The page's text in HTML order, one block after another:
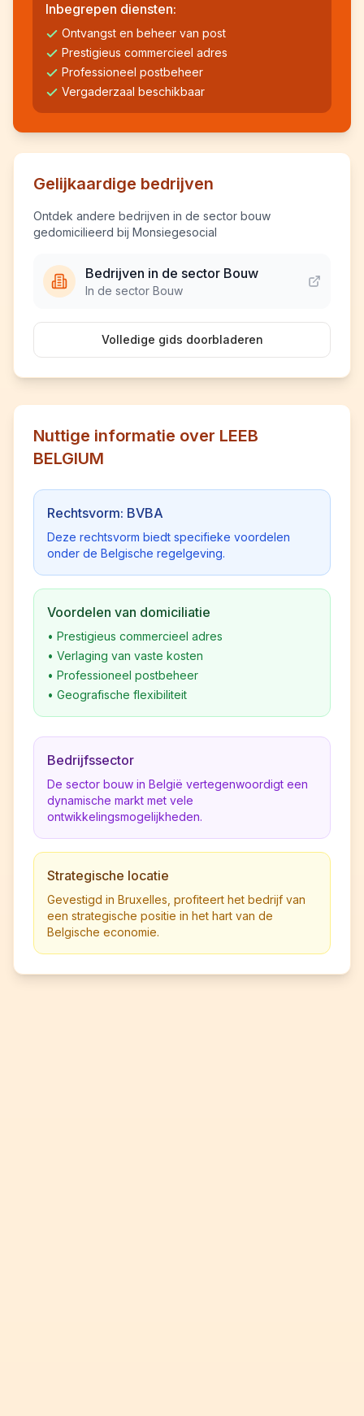
Inbegrepen diensten:
Ontvangst en beheer van post
Prestigieus commercieel adres
Professioneel postbeheer
Vergaderzaal beschikbaar
Gelijkaardige bedrijven
Ontdek andere bedrijven in de sector bouw
gedomicilieerd bij Monsiegesocial
Bedrijven in de sector Bouw
In de sector Bouw
Volledige gids doorbladeren
Nuttige informatie over LEEB
BELGIUM
Rechtsvorm: BVBA
Deze rechtsvorm biedt specifieke voordelen
onder de Belgische regelgeving.
Voordelen van domiciliatie
• Prestigieus commercieel adres
• Verlaging van vaste kosten
• Professioneel postbeheer
• Geografische flexibiliteit
Bedrijfssector
De sector bouw in België vertegenwoordigt een
dynamische markt met vele
ontwikkelingsmogelijkheden.
Strategische locatie
Gevestigd in Bruxelles, profiteert het bedrijf van
een strategische positie in het hart van de
Belgische economie.